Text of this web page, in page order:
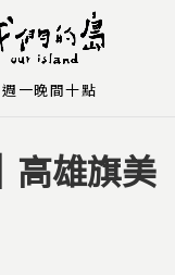
高雄旗美
一晚間十點